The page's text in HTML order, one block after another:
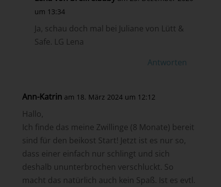
um 13:34
Ja, schau doch mal bei Juliane von Lütt &
Safe. LG Lena
Antworten
Ann-Katrin am 18. März 2024 um 12:12
Hallo,
Ich finde das meine Zwillinge (8 Monate) bereit
sind für den beikost Start! Jetzt ist es nur so,
dass einer einfach nur schlingt und sich
deshalb ununterbrochen verschluckt. So
macht das natürlich auch kein Spaß. Ist es evtl.